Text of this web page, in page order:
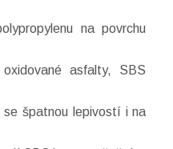
na povrchu
asfalty, SBS
špatnou lepivostí i na